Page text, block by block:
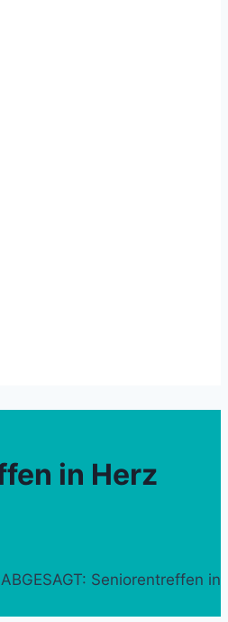
in Herz
ABGESAGT: Seniorentreffen in